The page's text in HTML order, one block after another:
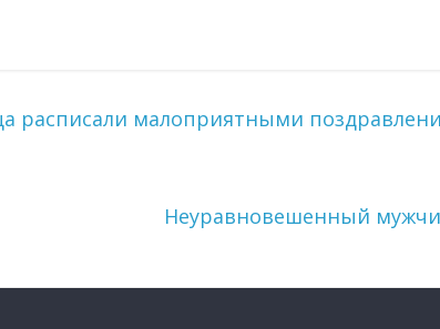
расписали малоприятными
Неуравновешенный